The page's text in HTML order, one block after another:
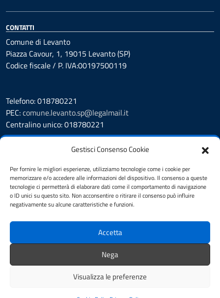
Gestisci Consenso Cookie
Per fornire le migliori esperienze, utilizziamo tecnologie come i cookie per
memorizzare e/o accedere alle informazioni del dispositivo. Il consenso a queste
tecnologie ci permetterà di elaborare dati come il comportamento di navigazione
o ID unici su questo sito. Non acconsentire o ritirare il consenso può influire
negativamente su alcune caratteristiche e funzioni.
Accetta
Nega
Visualizza le preferenze
CONTATTI
Comune di Levanto
Piazza Cavour, 1, 19015 Levanto (SP)
Codice fiscale / P. IVA:00197500119
Telefono: 018780221
PEC:comune.levanto.sp@legalmail.it
Centralino unico: 018780221
Prenotazione appuntamento
Segnalazione disservizio
Whistleblowing
Amministrazione Trasparente
Albo Pretorio
Informativa privacy
Dichiarazione di accessibilità
Feedback